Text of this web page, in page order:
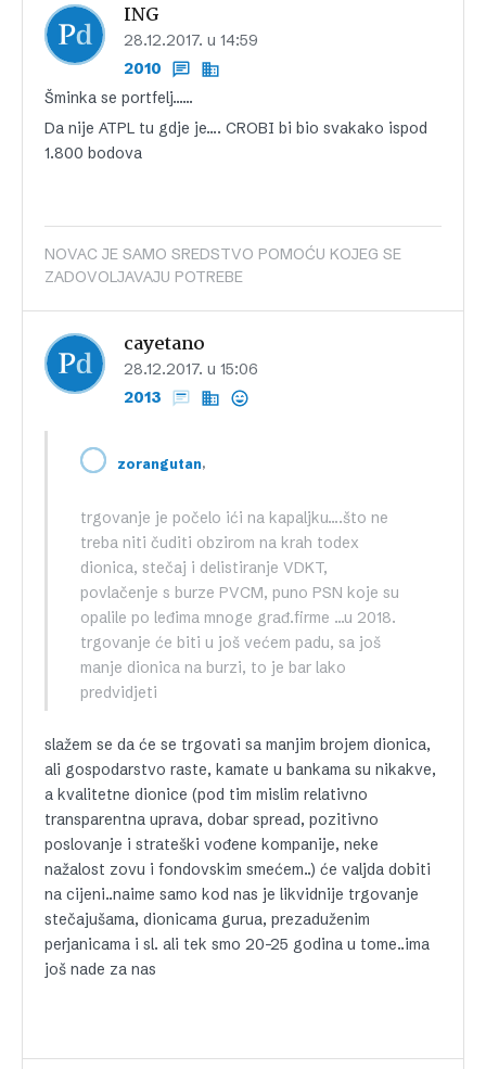
ING
28.12.2017. u 14:59
2010
Šminka se portfelj……
Da nije ATPL tu gdje je…. CROBI bi bio svakako ispod
1.800 bodova
NOVAC JE SAMO SREDSTVO POMOĆU KOJEG SE
ZADOVOLJAVAJU POTREBE
cayetano
28.12.2017. u 15:06
2013
zorangutan,
trgovanje je počelo ići na kapaljku….što ne
treba niti čuditi obzirom na krah todex
dionica, stečaj i delistiranje VDKT,
povlačenje s burze PVCM, puno PSN koje su
opalile po leđima mnoge građ.firme …u 2018.
trgovanje će biti u još većem padu, sa još
manje dionica na burzi, to je bar lako
predvidjeti
slažem se da će se trgovati sa manjim brojem dionica,
ali gospodarstvo raste, kamate u bankama su nikakve,
a kvalitetne dionice (pod tim mislim relativno
transparentna uprava, dobar spread, pozitivno
poslovanje i strateški vođene kompanije, neke
nažalost zovu i fondovskim smećem..) će valjda dobiti
na cijeni..naime samo kod nas je likvidnije trgovanje
stečajušama, dionicama gurua, prezaduženim
perjanicama i sl. ali tek smo 20-25 godina u tome..ima
još nade za nas